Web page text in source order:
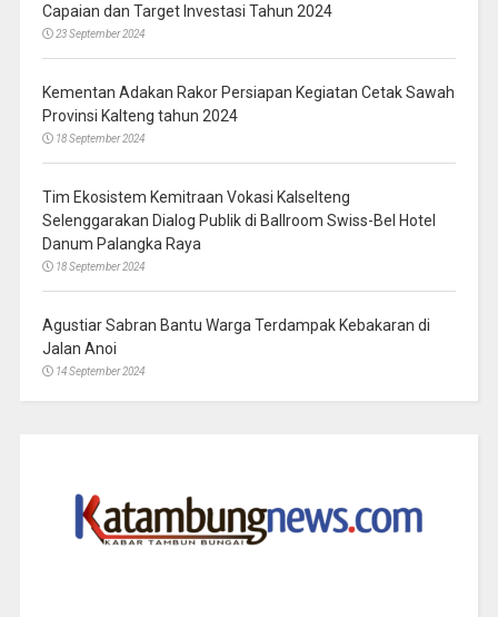
Capaian dan Target Investasi Tahun 2024
23 September 2024
Kementan Adakan Rakor Persiapan Kegiatan Cetak Sawah
Provinsi Kalteng tahun 2024
18 September 2024
Tim Ekosistem Kemitraan Vokasi Kalselteng
Selenggarakan Dialog Publik di Ballroom Swiss-Bel Hotel
Danum Palangka Raya
18 September 2024
Agustiar Sabran Bantu Warga Terdampak Kebakaran di
Jalan Anoi
14 September 2024